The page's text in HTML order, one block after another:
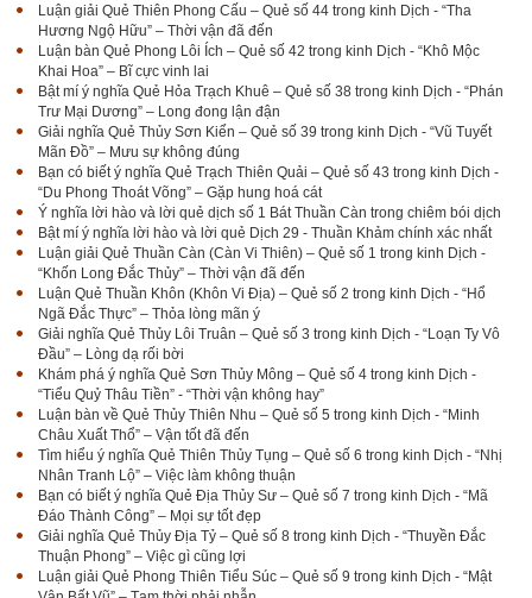
Luận giải Quẻ Thiên Phong Cấu – Quẻ số 44 trong kinh Dịch - “Tha
Hương Ngộ Hữu” – Thời vận đã đến
Luận bàn Quẻ Phong Lôi Ích – Quẻ số 42 trong kinh Dịch - “Khô Mộc
Khai Hoa” – Bĩ cực vinh lai
Bật mí ý nghĩa Quẻ Hỏa Trạch Khuê – Quẻ số 38 trong kinh Dịch - “Phán
Trư Mại Dương” – Long đong lận đận
Giải nghĩa Quẻ Thủy Sơn Kiển – Quẻ số 39 trong kinh Dịch - “Vũ Tuyết
Mãn Đồ” – Mưu sự không đúng
Bạn có biết ý nghĩa Quẻ Trạch Thiên Quải – Quẻ số 43 trong kinh Dịch -
“Du Phong Thoát Võng” – Gặp hung hoá cát
Ý nghĩa lời hào và lời quẻ dịch số 1 Bát Thuần Càn trong chiêm bói dịch
Bật mí ý nghĩa lời hào và lời quẻ Dịch 29 - Thuần Khảm chính xác nhất
Luận giải Quẻ Thuần Càn (Càn Vi Thiên) – Quẻ số 1 trong kinh Dịch -
“Khốn Long Đắc Thủy” – Thời vận đã đến
Luận Quẻ Thuần Khôn (Khôn Vi Địa) – Quẻ số 2 trong kinh Dịch - “Hổ
Ngã Đắc Thực” – Thỏa lòng mãn ý
Giải nghĩa Quẻ Thủy Lôi Truân – Quẻ số 3 trong kinh Dịch - “Loạn Ty Vô
Đầu” – Lòng dạ rối bời
Khám phá ý nghĩa Quẻ Sơn Thủy Mông – Quẻ số 4 trong kinh Dịch -
“Tiểu Quỷ Thâu Tiền” - “Thời vận không hay”
Luận bàn về Quẻ Thủy Thiên Nhu – Quẻ số 5 trong kinh Dịch - “Minh
Châu Xuất Thổ” – Vận tốt đã đến
Tìm hiểu ý nghĩa Quẻ Thiên Thủy Tụng – Quẻ số 6 trong kinh Dịch - “Nhị
Nhân Tranh Lộ” – Việc làm không thuận
Bạn có biết ý nghĩa Quẻ Địa Thủy Sư – Quẻ số 7 trong kinh Dịch - “Mã
Đáo Thành Công” – Mọi sự tốt đẹp
Giải nghĩa Quẻ Thủy Địa Tỷ – Quẻ số 8 trong kinh Dịch - “Thuyền Đắc
Thuận Phong” – Việc gì cũng lợi
Luận giải Quẻ Phong Thiên Tiểu Súc – Quẻ số 9 trong kinh Dịch - “Mật